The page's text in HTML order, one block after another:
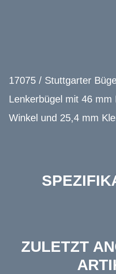
17075 / Stuttgarter
Lenkerbügel mit 46 mm
Winkel und 25,4 mm
ZULETZT